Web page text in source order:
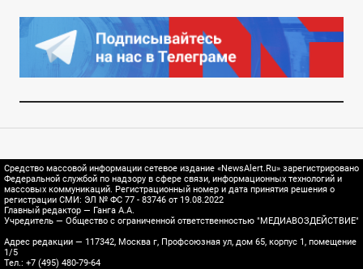
Средство массовой информации сетевое издание «NewsAlert.Ru» зарегистрировано
Федеральной службой по надзору в сфере связи, информационных технологий и
массовых коммуникаций. Регистрационный номер и дата принятия решения о
регистрации СМИ: ЭЛ № ФС 77 - 83746 от 19.08.2022
Главный редактор — Ганга А.А.
Учредитель — Общество с ограниченной ответственностью "МЕДИАВОЗДЕЙСТВИЕ"
Адрес редакции — 117342, Москва г, Профсоюзная ул, дом 65, корпус 1, помещение
1/5
Тел.: +7 (495) 480-79-64